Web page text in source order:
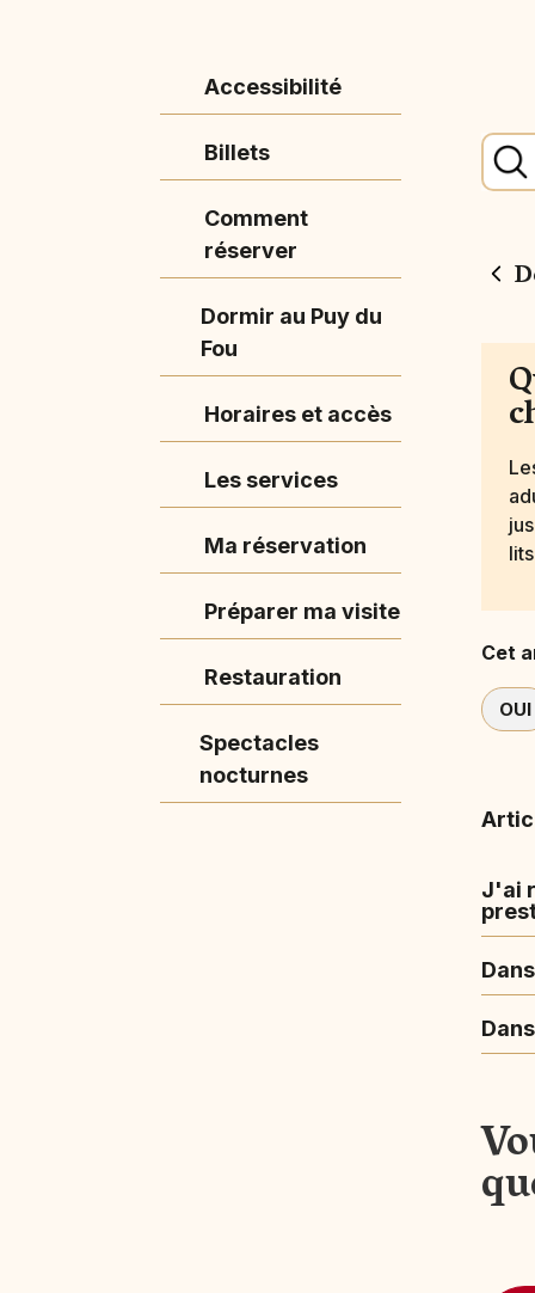
Accessibilité
Billets
Comment
réserver
Dormir au Puy du
Fou
Horaires et accès
Les services
Ma réservation
Préparer ma visite
Restauration
Spectacles
nocturnes
Cet
OUI
J'ai